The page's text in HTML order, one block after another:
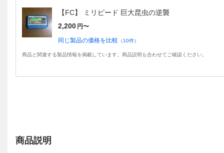
【FC】 ミリピード 巨大昆虫の逆襲
2,200 円〜
同じ製品の価格を比較 （10件）
商品と関連する製品情報を掲載しています。商品説明も合わせてご確認ください。
商品説明